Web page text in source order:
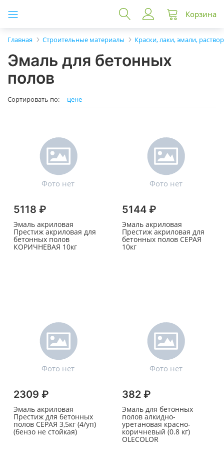
Корзина
Главная Строительные материалы Краски, лаки, эмали,
Эмаль для бетонных
полов
Сортировать по: цене
5118 ₽
Эмаль акриловая
Престиж акриловая для
бетонных полов
КОРИЧНЕВАЯ 10кг
5144 ₽
Эмаль акриловая
Престиж акриловая для
бетонных полов СЕРАЯ
10кг
2309 ₽
Эмаль акриловая
Престиж для бетонных
полов СЕРАЯ 3,5кг (4/уп)
(бензо не стойкая)
382 ₽
Эмаль для бетонных
полов алкидно-
уретановая красно-
коричневый (0.8 кг)
OLECOLOR